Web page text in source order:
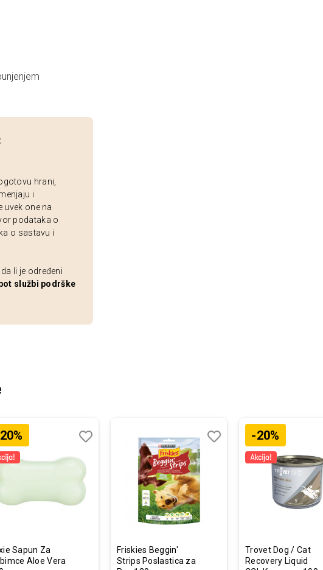
hrani,
i
one na
podataka o
o sastavu i
li je određeni
službi podrške
Sapun Za
Aloe Vera
u
listu
želja
Friskies Beggin'
Strips Poslastica za
-20%
Trovet Dog / Cat
Recovery Liquid